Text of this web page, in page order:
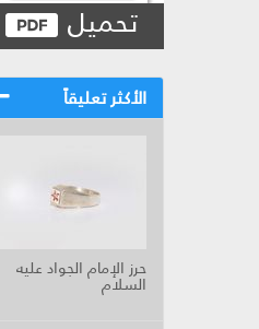
تحميل
الأكثر تعليقاً
حرز الإمام الجواد عليه
السلام